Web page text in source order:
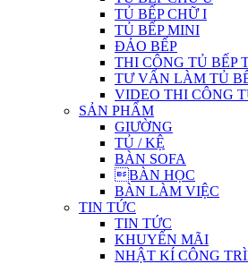
TỦ BẾP CHỮ I
TỦ BẾP MINI
ĐẢO BẾP
THI CÔNG TỦ BẾP
TƯ VẤN LÀM TỦ
VIDEO THI CÔNG
SẢN PHẨM
GIƯỜNG
TỦ / KỆ
BÀN SOFA
BÀN HỌC
BÀN LÀM VIỆC
TIN TỨC
TIN TỨC
KHUYẾN MÃI
NHẬT KÍ CÔNG